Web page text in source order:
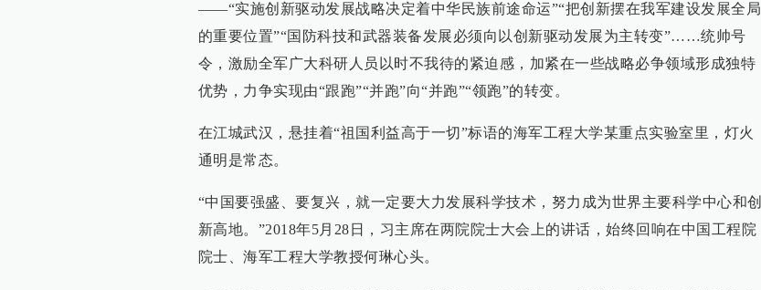
——“实施创新驱动发展战略决定着中华民族前途命运”“把创新摆在我军建设发展全局
的重要位置”“国防科技和武器装备发展必须向以创新驱动发展为主转变”……统帅号
令，激励全军广大科研人员以时不我待的紧迫感，加紧在一些战略必争领域形成独特
优势，力争实现由“跟跑”“并跑”向“并跑”“领跑”的转变。
在江城武汉，悬挂着“祖国利益高于一切”标语的海军工程大学某重点实验室里，灯火
通明是常态。
“中国要强盛、要复兴，就一定要大力发展科学技术，努力成为世界主要科学中心和创
新高地。”2018年5月28日，习主席在两院院士大会上的讲话，始终回响在中国工程院
院士、海军工程大学教授何琳心头。